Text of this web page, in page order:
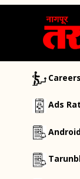
Careers
Ads